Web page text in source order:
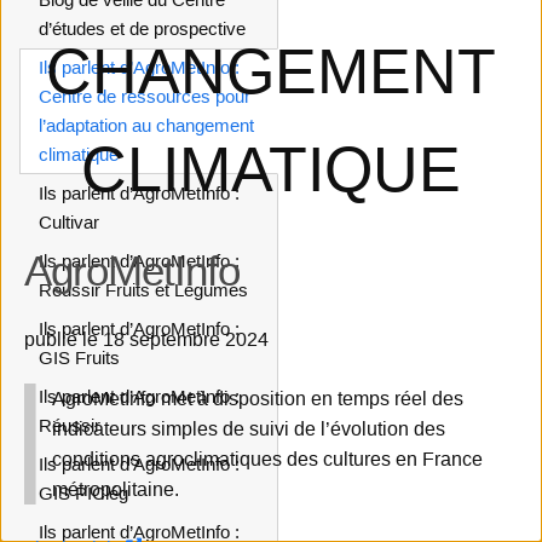
CHANGEMENT
CLIMATIQUE
AgroMetInfo
publié le 18 septembre 2024
AgroMetInfo met à disposition en temps réel des
indicateurs simples de suivi de l’évolution des
conditions agroclimatiques des cultures en France
métropolitaine.
d’études et de prospective
Ils parlent d’AgroMetInfo :
Centre de ressources pour
l’adaptation au changement
climatique
Ils parlent d’AgroMetInfo :
Cultivar
Ils parlent d’AgroMetInfo :
Réussir Fruits et Légumes
Ils parlent d’AgroMetInfo :
GIS Fruits
Ils parlent d’AgroMetInfo :
Réussir
Ils parlent d’AgroMetInfo :
GIS PIClég
Ils parlent d’AgroMetInfo :